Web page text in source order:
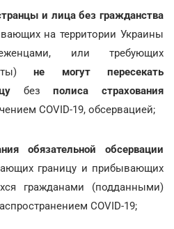
и лица без гражданства
на территории Украины
или требующих
не могут пересекать
без полиса страхования
COVID-19, обсервацией;
обязательной обсервации
границу и прибывающих
гражданами (подданными)
COVID-19;